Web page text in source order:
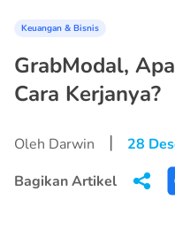
Keuangan & Bisnis
GrabModal,
Cara Kerjanya?
Oleh Darwin |
28
Bagikan Artikel